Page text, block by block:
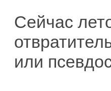
Сейчас
или